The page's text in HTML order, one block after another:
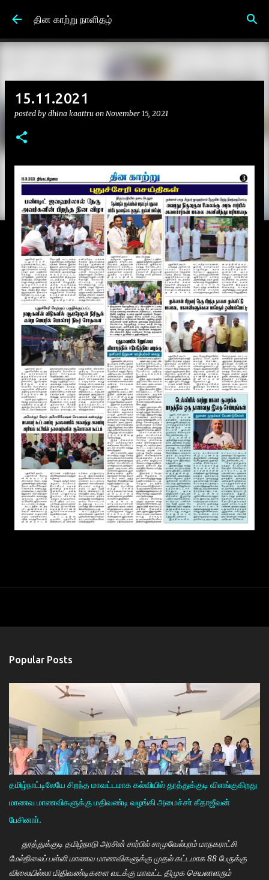
Skip to main content
தின காற்று நாளிதழ்
15.11.2021
posted by dhina kaattru on November 15, 2021
Popular Posts
தமிழ்நாட்டிலேயே சிறந்த மாவட்டமாக கல்வியில் தூத்துக்குடி விளங்குகிறது
மாணவ மாணவிகளுக்கு மதிவண்டி வழங்கி அமைச்சா் கீதாஜீவன்
பேசினாா்.
தூத்துக்குடி தமிழ்நாடு அரசின் சார்பில் சாமுவேல்புரம் மாநகராட்சி
மேல்நிலைப் பள்ளி மாணவ மாணவிகளுக்கு முதல் கட்டமாக 88 பேருக்கு
விலையில்லா மிதிவண்டிகளை வடக்கு மாவட்ட திமுக செயலாளரும்